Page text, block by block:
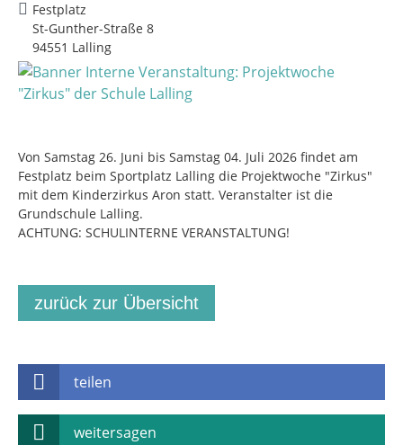
Festplatz
St-Gunther-Straße 8
94551 Lalling
Von Samstag 26. Juni bis Samstag 04. Juli 2026 findet am
Festplatz beim Sportplatz Lalling die Projektwoche "Zirkus"
mit dem Kinderzirkus Aron statt. Veranstalter ist die
Grundschule Lalling.
ACHTUNG: SCHULINTERNE VERANSTALTUNG!
zurück zur Übersicht
teilen
weitersagen